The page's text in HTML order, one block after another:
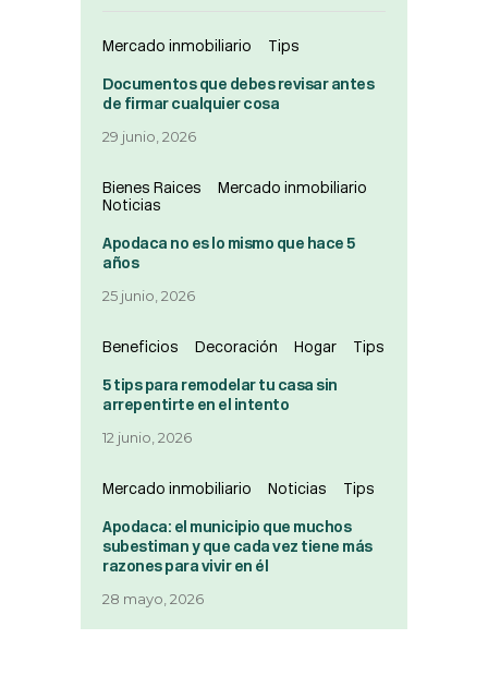
Mercado inmobiliario Tips
Documentos que debes revisar antes
de firmar cualquier cosa
29 junio, 2026
Bienes Raices
Mercado inmobiliario
Noticias
Apodaca no es lo mismo que hace 5
años
25 junio, 2026
Beneficios Decoración Hogar Tips
5 tips para remodelar tu casa sin
arrepentirte en el intento
12 junio, 2026
Mercado inmobiliario Noticias Tips
Apodaca: el municipio que muchos
subestiman y que cada vez tiene más
razones para vivir en él
28 mayo, 2026